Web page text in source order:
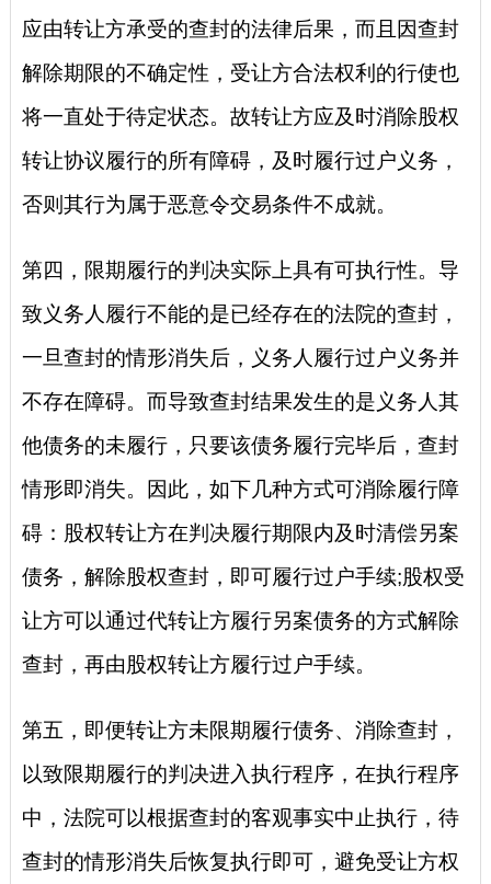
应由转让方承受的查封的法律后果，而且因查封
解除期限的不确定性，受让方合法权利的行使也
将一直处于待定状态。故转让方应及时消除股权
转让协议履行的所有障碍，及时履行过户义务，
否则其行为属于恶意令交易条件不成就。
第四，限期履行的判决实际上具有可执行性。导
致义务人履行不能的是已经存在的法院的查封，
一旦查封的情形消失后，义务人履行过户义务并
不存在障碍。而导致查封结果发生的是义务人其
他债务的未履行，只要该债务履行完毕后，查封
情形即消失。因此，如下几种方式可消除履行障
碍：股权转让方在判决履行期限内及时清偿另案
债务，解除股权查封，即可履行过户手续;股权受
让方可以通过代转让方履行另案债务的方式解除
查封，再由股权转让方履行过户手续。
第五，即便转让方未限期履行债务、消除查封，
以致限期履行的判决进入执行程序，在执行程序
中，法院可以根据查封的客观事实中止执行，待
查封的情形消失后恢复执行即可，避免受让方权